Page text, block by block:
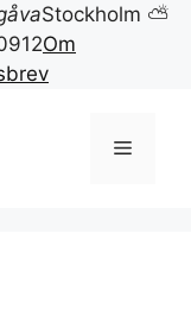
Stockholm ⛅
Om
Meny